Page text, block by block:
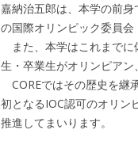
嘉納治五郎は、本学の前
の国際オリンピック委員会
また、本学はこれまでに
生・卒業生がオリンピアン
COREではその歴史を継
初となるIOC認可のオリン
推進してまいります。